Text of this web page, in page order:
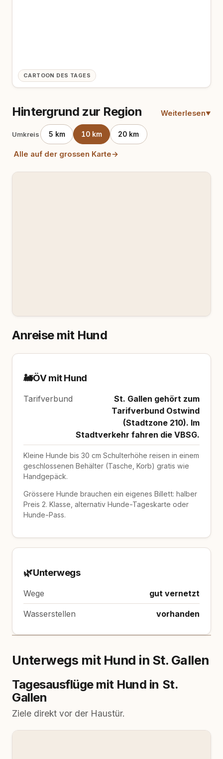
Hintergrund zur Region Weiterlesen
CARTOON DES TAGES
Umkreis 5 km 10 km 20 km
Alle auf der grossen Karte→
Anreise mit Hund
🚂ÖV mit Hund
Tarifverbund
St. Gallen gehört zum
Tarifverbund Ostwind
(Stadtzone 210). Im
Stadtverkehr fahren die VBSG.
Kleine Hunde bis 30 cm Schulterhöhe reisen in einem
geschlossenen Behälter (Tasche, Korb) gratis wie
Handgepäck.
Grössere Hunde brauchen ein eigenes Billett: halber
Preis 2. Klasse, alternativ Hunde-Tageskarte oder
Hunde-Pass.
🌿Unterwegs
Wege gut vernetzt
Wasserstellen vorhanden
Unterwegs mit Hund in St. Gallen
Tagesausflüge mit Hund in St.
Gallen
Ziele direkt vor der Haustür.